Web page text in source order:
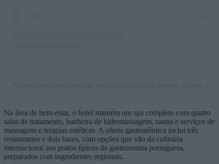
Na área de bem-estar, o hotel mantém um spa completo com quatro
salas de tratamento, banheira de hidromassagem, sauna e serviços de
massagens e terapias estéticas. A oferta gastronômica inclui três
restaurantes e dois bares, com opções que vão da culinária
internacional aos pratos típicos da gastronomia portuguesa,
preparados com ingredientes regionais.